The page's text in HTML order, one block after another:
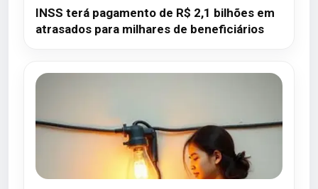
INSS terá pagamento de R$ 2,1 bilhões em
atrasados para milhares de beneficiários